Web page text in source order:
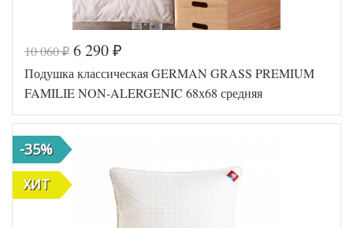
Код товара
547-200
Артикул
BP46300
4657521
5
Плотность
Средняя
Размер
подушки
Наполнитель
пух
Ткань
Батист
Belpol
(Россия)
10 060₽ 6 290 ₽
Подушка классическая GERMAN GRASS PREMIUM
FAMILIE NON-ALERGENIC 68х68 средняя
-35%
ХИТ
ХИТ